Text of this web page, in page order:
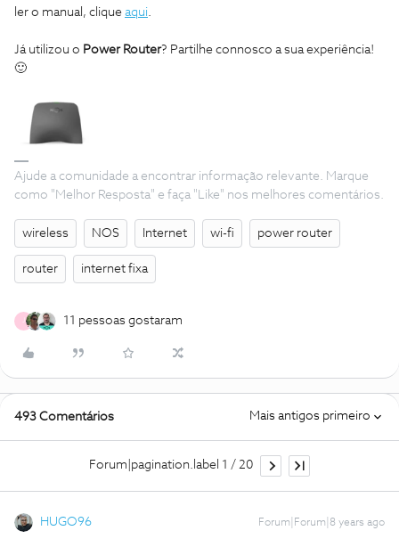
ler o manual, clique aqui.
Já utilizou o Power Router? Partilhe connosco a sua experiência!
🙂
Ajude a comunidade a encontrar informação relevante. Marque
como "Melhor Resposta" e faça "Like" nos melhores comentários.
wireless NOS Internet wi-fi power router
router internet fixa
J 11 pessoas gostaram
493 Comentários Mais antigos primeiro
Forum|pagination.label 1 / 20
HUGO96 Forum|Forum|8 years ago